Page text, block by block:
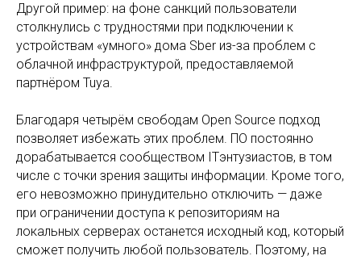
Другой пример: на фоне санкций пользователи
столкнулись с трудностями при подключении к
устройствам «умного» дома Sber из-за проблем с
облачной инфраструктурой, предоставляемой
партнёром Tuya.
Благодаря четырём свободам Open Source подход
позволяет избежать этих проблем. ПО постоянно
дорабатывается сообществом ITэнтузиастов, в том
числе с точки зрения защиты информации. Кроме того,
его невозможно принудительно отключить — даже
при ограничении доступа к репозиториям на
локальных серверах останется исходный код, который
сможет получить любой пользователь. Поэтому, на